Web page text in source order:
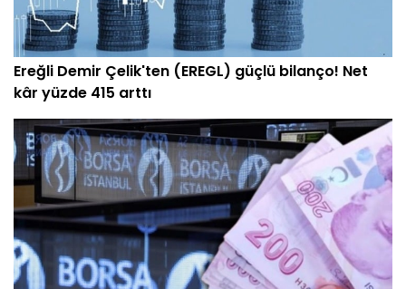
Ereğli Demir Çelik'ten (EREGL) güçlü bilanço! Net
kâr yüzde 415 arttı